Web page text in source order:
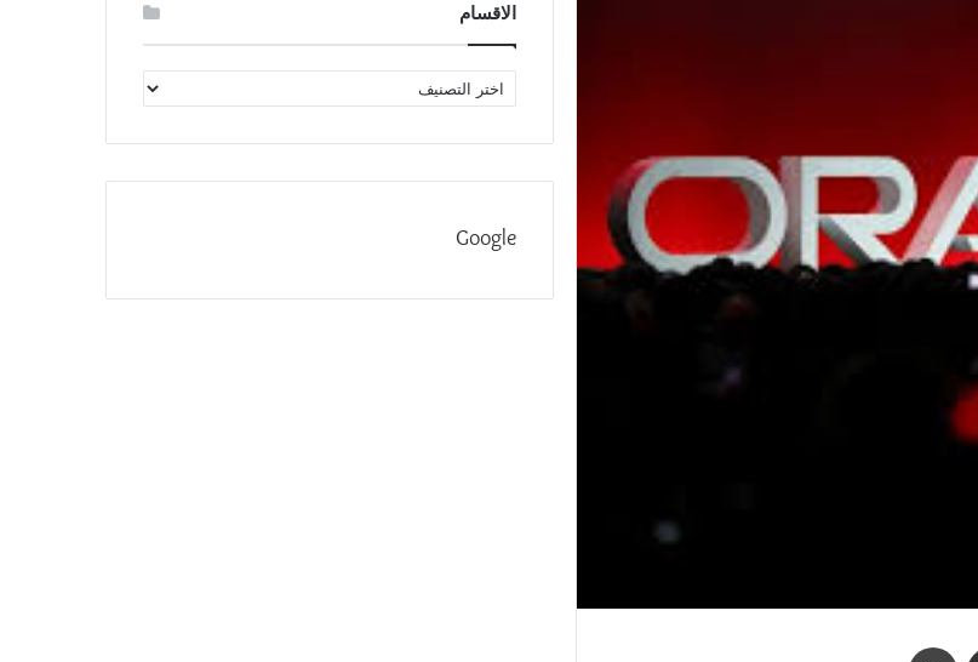
مشاركة عبر البريد
الاقسام
الاقسام
Google